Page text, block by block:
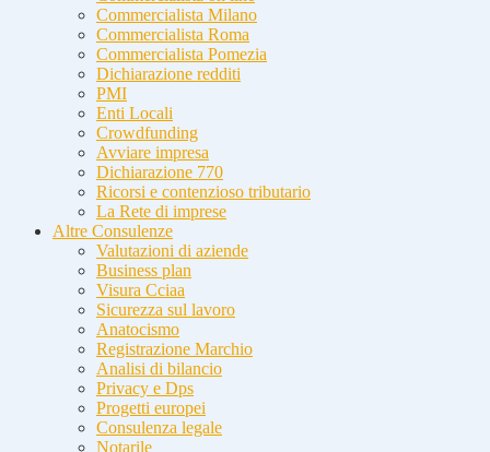
Commercialista Milano
Commercialista Roma
Commercialista Pomezia
Dichiarazione redditi
PMI
Enti Locali
Crowdfunding
Avviare impresa
Dichiarazione 770
Ricorsi e contenzioso tributario
La Rete di imprese
Altre Consulenze
Valutazioni di aziende
Business plan
Visura Cciaa
Sicurezza sul lavoro
Anatocismo
Registrazione Marchio
Analisi di bilancio
Privacy e Dps
Progetti europei
Consulenza legale
Notarile